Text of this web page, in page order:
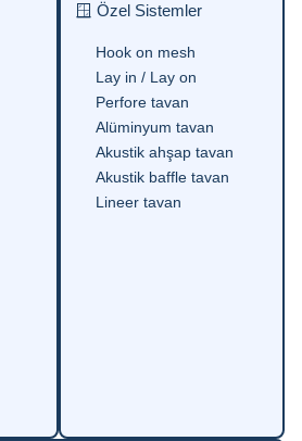
🪟 Özel Sistemler
Hook on mesh
Lay in / Lay on
Perfore tavan
Alüminyum tavan
Akustik ahşap tavan
Akustik baffle tavan
Lineer tavan